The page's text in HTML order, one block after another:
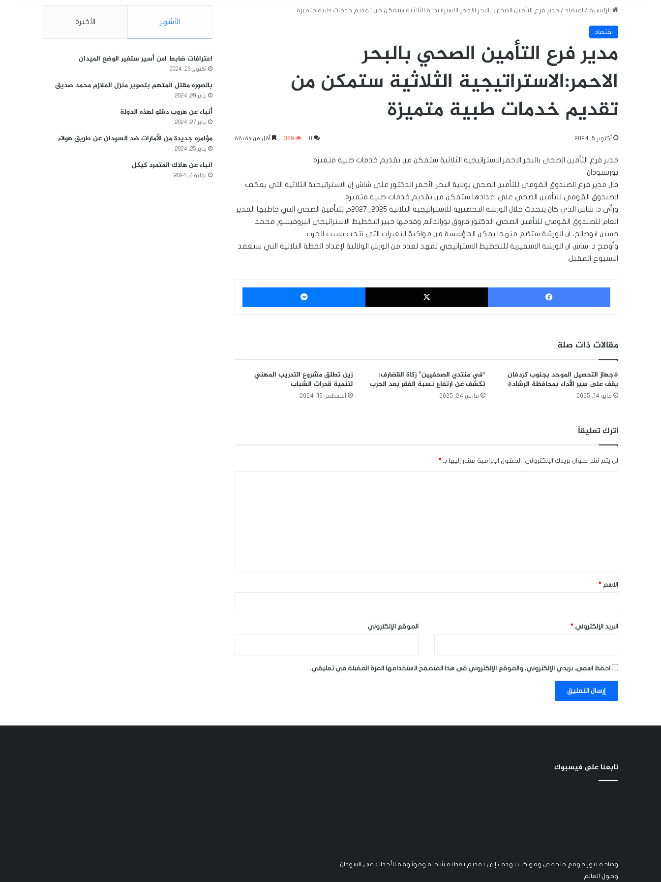
الرئيسية / اقتصاد / مدير فرع التأمين الصحي بالبحر الاحمر:الاستراتيجية الثلاثية ستمكن من تقديم خدمات طبية متميزة
اقتصاد
مدير فرع التأمين الصحي بالبحر
الاحمر:الاستراتيجية الثلاثية ستمكن من
تقديم خدمات طبية متميزة
أكتوبر 5, 2024 0
389 أقل من دقيقة
مدير فرع التأمين الصحي بالبحر الاحمر:الاستراتيجية الثلاثية ستمكن من تقديم خدمات طبية متميزة
بورتسودان:
قال مدير فرع الصندوق القومي للتأمين الصحي بولاية البحر الأحمر الدكتور علي شاش إن الاستراتيجية الثلاثية التي يعكف
الصندوق القومي للتأمين الصحي علي اعدادها ستمكن من تقديم خدمات طبية متميرة.
ورأى د. شاش الذي كان يتحدث خلال الورشة التحضيرية للاستراتيجية الثلاثية ٢٠٢٥_٢٠٢٧م للتأمين الصحي التي خاطبها المدير
العام للصندوق القومي للتأمين الصحي الدكتور فاروق نورالدائم وقدمها خبير التخطيط الاستراتيجي البروفيسور محمد
حسين ابوصالح، ان الورشة ستضع منهجا يمكن المؤسسة من مواكبة التغيرات التي نتجت بسبب الحرب.
وأوضح د. شاش ان الورشة الاسفيرية للتخطيط الاستراتيجي تمهد لعدد من الورش الولائية لإعداد الخطة الثلاثية التي ستعقد
الاسبوع المقبل.
فيسبوك ‫X
مقالات ذات صلة
*جهاز التحصيل الموحد بجنوب كردفان
يقف على سير الأداء بمحافظة الرشاد*
مايو 14, 2025
“في منتدي الصحفيين” زكاة القضارف:
تكشف عن ارتفاع نسبة الفقر بعد الحرب
مارس 24, 2025
زين تطلق مشروع التدريب المهني
لتنمية قدرات الشباب
أغسطس 16, 2024
اترك تعليقاً
لن يتم نشر عنوان بريدك الإلكتروني. الحقول الإلزامية مشار إليها بـ *
*الاسم *
البريد الإلكتروني * الموقع الإلكتروني
احفظ اسمي، بريدي الإلكتروني، والموقع الإلكتروني في هذا المتصفح لاستخدامها المرة المقبلة في تعليقي.
الأشهر الأخيرة
اعترافات ضابط امن أسير ستغير الوضع الميدان
أكتوبر 23, 2024
بالصوره مقتل المتهم بتصوير منزل الملازم محمد صديق
يناير 29, 2024
أنباء عن هروب دقلو لهذه الدولة
يناير 27, 2024
مؤامره جديدة من الأمارات ضد السودان عن طريق هولاء
يناير 25, 2024
انباء عن هلاك المتمرد كيكل
يوليو 7, 2024
تابعنا على فيسبوك
وضاحة نيوز موقع متخصص ومواكب يهدف إلى تقديم تغطية شاملة وموثوقة للأحداث في السودان
وحول العالم